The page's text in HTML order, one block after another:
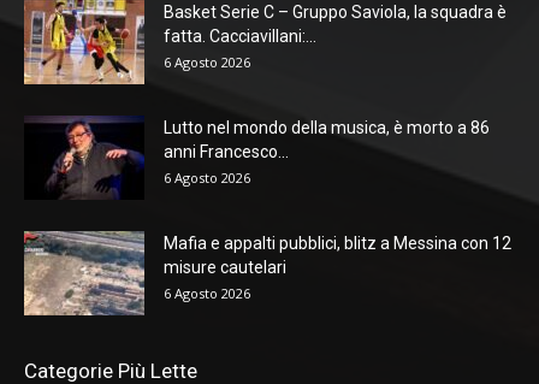
Basket Serie C – Gruppo Saviola, la squadra è
fatta. Cacciavillani:...
6 Agosto 2026
Lutto nel mondo della musica, è morto a 86
anni Francesco...
6 Agosto 2026
Mafia e appalti pubblici, blitz a Messina con 12
misure cautelari
6 Agosto 2026
Categorie Più Lette